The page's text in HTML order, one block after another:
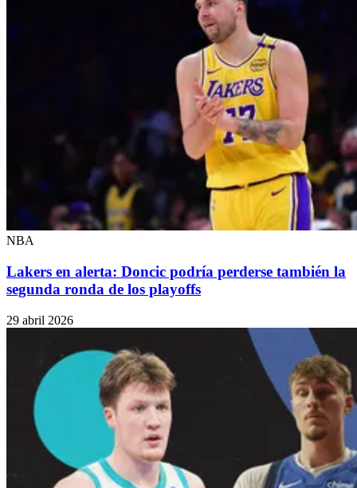
NBA
Lakers en alerta: Doncic podría perderse también la
segunda ronda de los playoffs
29 abril 2026